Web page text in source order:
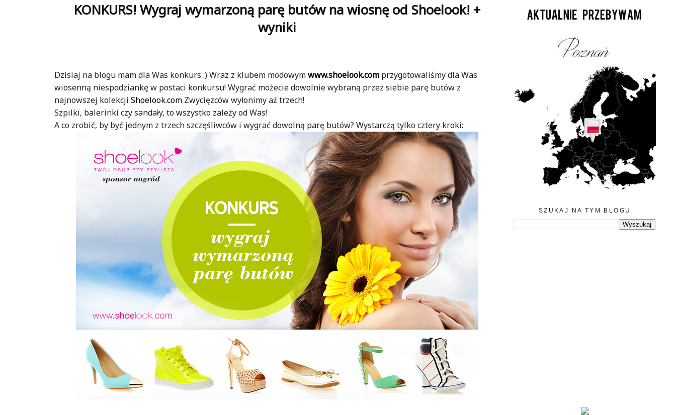
KONKURS! Wygraj wymarzoną parę butów na wiosnę od Shoelook! +
wyniki
Dzisiaj na blogu mam dla Was konkurs :) Wraz z klubem modowymwww.shoelook.com przygotowaliśmy dla Was
wiosenną niespodziankę w postaci konkursu! Wygrać możecie dowolnie wybraną przez siebie parę butów z
najnowszej kolekcji Shoelook.comZwycięzców wyłonimy aż trzech!
Szpilki, balerinki czy sandały, to wszystko zależy od Was!
A co zrobić, by być jednym z trzech szczęśliwców i wygrać dowolną parę butów? Wystarczą tylko cztery kroki:
SZUKAJ NA TYM BLOGU
.